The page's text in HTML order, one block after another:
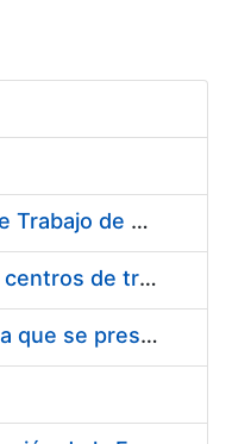
Suministro de Protectores Auditivos a medida para las personas trabajadoras de los Centros de Trabajo de Madrid y Burgos
Suministro de gafas graduadas antiproyecciones para los trabajadores de la FNMT-RCM en los centros de trabajo de Madrid y Burgos
Servicios de una empresa externa para el asesoramiento y resolución de los recursos de alzada que se presentan relacionados con procesos de selección para la FNMT-RCM